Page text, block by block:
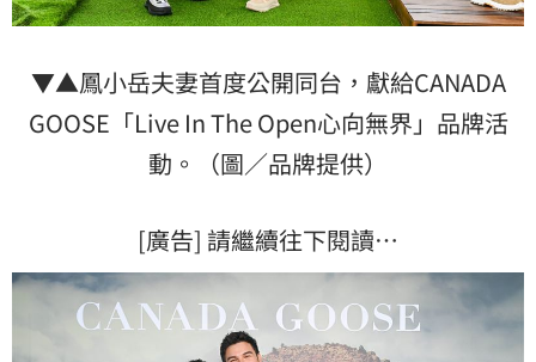
▼▲鳳小岳夫妻首度公開同台，獻給CANADA
GOOSE「Live In The Open心向無界」品牌活
動。（圖／品牌提供）
[廣告] 請繼續往下閱讀…